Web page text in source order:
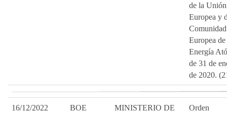
de la Unión
Europea y
Comunidad
Europea
Energía
de 31 de
de 2020.
16/12/2022 BOE
MINISTERIO DE
Orden